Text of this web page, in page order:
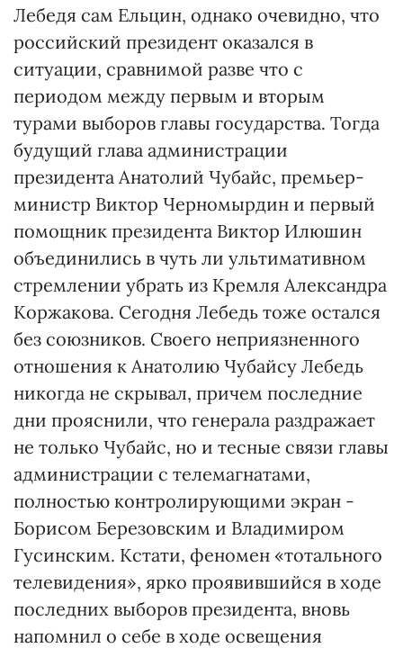
Лебедя сам Ельцин, однако очевидно, что
российский президент оказался в
ситуации, сравнимой разве что с
периодом между первым и вторым
турами выборов главы государства. Тогда
будущий глава администрации
президента Анатолий Чубайс, премьер-
министр Виктор Черномырдин и первый
помощник президента Виктор Илюшин
объединились в чуть ли ультимативном
стремлении убрать из Кремля Александра
Коржакова. Сегодня Лебедь тоже остался
без союзников. Своего неприязненного
отношения к Анатолию Чубайсу Лебедь
никогда не скрывал, причем последние
дни прояснили, что генерала раздражает
не только Чубайс, но и тесные связи главы
администрации с телемагнатами,
полностью контролирующими экран -
Борисом Березовским и Владимиром
Гусинским. Кстати, феномен «тотального
телевидения», ярко проявившийся в ходе
последних выборов президента, вновь
напомнил о себе в ходе освещения